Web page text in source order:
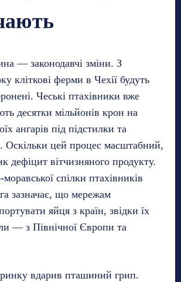
— законодавчі зміни. З
кліткові ферми в Чехії будуть
Чеські птахівники вже
десятки мільйонів крон на
ангарів під підстилки та
Оскільки цей процес масштабний,
дефіцит вітчизняного продукту.
спілки птахівників
зазначає, що мережам
яйця з країн, звідки їх
— з Північної Європи та
вдарив пташиний грип.